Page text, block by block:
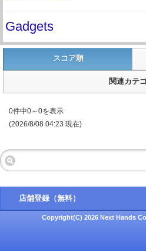
スコア順
関連カテ
0件中0～0を表示
(2026/8/08 04:23 現在)
店舗登録（無料）
Copyright(C) 2026 Next Hands